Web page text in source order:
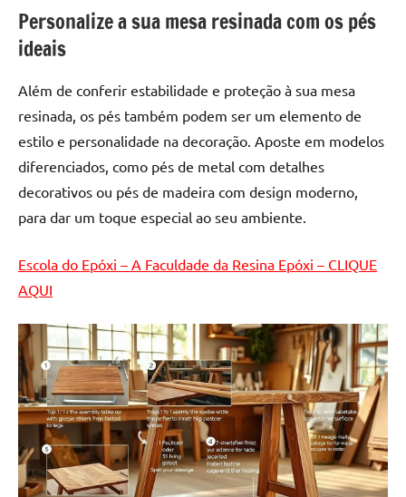
resinadas.
Personalize a sua mesa resinada com os pés
ideais
Além de conferir estabilidade e proteção à sua mesa
resinada, os pés também podem ser um elemento de
estilo e personalidade na decoração. Aposte em modelos
diferenciados, como pés de metal com detalhes
decorativos ou pés de madeira com design moderno,
para dar um toque especial ao seu ambiente.
Escola do Epóxi – A Faculdade da Resina Epóxi – CLIQUE
AQUI